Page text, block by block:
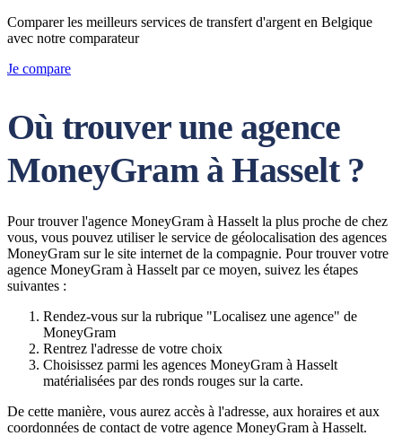
Comparer les meilleurs services de transfert d'argent en Belgique
avec notre comparateur
Je compare
Où trouver une agence
MoneyGram à Hasselt ?
Pour trouver l'agence MoneyGram à Hasselt la plus proche de chez
vous, vous pouvez utiliser le service de géolocalisation des agences
MoneyGram sur le site internet de la compagnie. Pour trouver votre
agence MoneyGram à Hasselt par ce moyen, suivez les étapes
suivantes :
Rendez-vous sur la rubrique "Localisez une agence" de
MoneyGram
Rentrez l'adresse de votre choix
Choisissez parmi les agences MoneyGram à Hasselt
matérialisées par des ronds rouges sur la carte.
De cette manière, vous aurez accès à l'adresse, aux horaires et aux
coordonnées de contact de votre agence MoneyGram à Hasselt.